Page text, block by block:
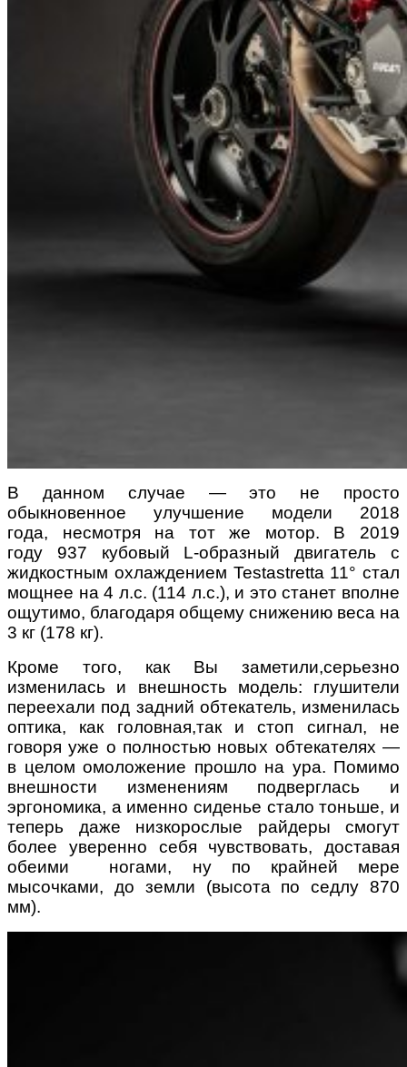
В данном случае — это не просто
обыкновенное улучшение модели 2018
года, несмотря на тот же мотор. В 2019
году 937 кубовый L-образный двигатель с
жидкостным охлаждением Testastretta 11° стал
мощнее на 4 л.с. (114 л.с.), и это станет вполне
ощутимо, благодаря общему снижению веса на
3 кг (178 кг).
Кроме того, как Вы заметили,серьезно
изменилась и внешность модель: глушители
переехали под задний обтекатель, изменилась
оптика, как головная,так и стоп сигнал, не
говоря уже о полностью новых обтекателях —
в целом омоложение прошло на ура. Помимо
внешности изменениям подверглась и
эргономика, а именно сиденье стало тоньше, и
теперь даже низкорослые райдеры смогут
более уверенно себя чувствовать, доставая
обеими ногами, ну по крайней мере
мысочками, до земли (высота по седлу 870
мм).